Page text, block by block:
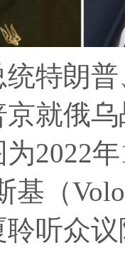
统特朗
京就俄
为2022
基（
聆听众